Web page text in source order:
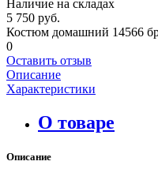
Наличие на складах
5 750 руб.
Костюм домашний 14566
0
Оставить отзыв
Описание
Характеристики
О товаре
Описание